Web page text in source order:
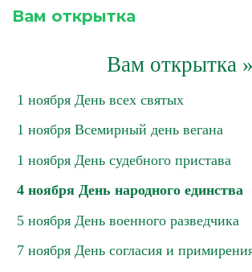
Вам открытка
Вам открытка»
1 ноября День всех святых
1 ноября Всемирный день вегана
1 ноября День судебного пристава
4 ноября День народного единства
5 ноября День военного разведчика
7 ноября День согласия и